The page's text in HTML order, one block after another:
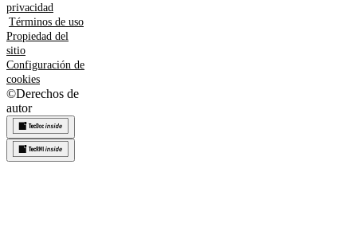
privacidad
Términos de uso
Propiedad del
sitio
Configuración de
cookies
©Derechos de
autor